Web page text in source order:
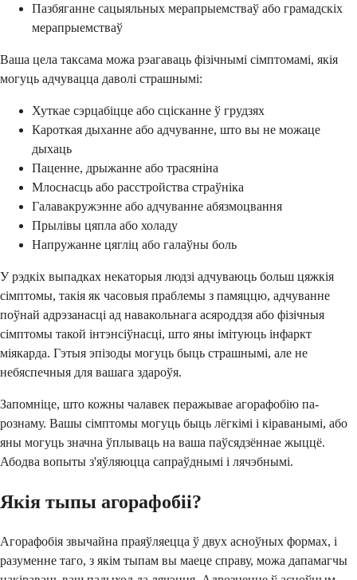
Пазбяганне сацыяльных мерапрыемстваў або грамадскіх
мерапрыемстваў
Ваша цела таксама можа рэагаваць фізічнымі сімптомамі, якія
могуць адчувацца даволі страшнымі:
Хуткае сэрцабіцце або сцісканне ў грудзях
Кароткая дыханне або адчуванне, што вы не можаце
дыхаць
Паценне, дрыжанне або трасяніна
Млоснасць або расстройства страўніка
Галавакружэнне або адчуванне абязмоцвання
Прылівы цяпла або холаду
Напружанне цягліц або галаўны боль
У рэдкіх выпадках некаторыя людзі адчуваюць больш цяжкія
сімптомы, такія як часовыя праблемы з памяццю, адчуванне
поўнай адрэзанасці ад навакольнага асяроддзя або фізічныя
сімптомы такой інтэнсіўнасці, што яны імітуюць інфаркт
міякарда. Гэтыя эпізоды могуць быць страшнымі, але не
небяспечныя для вашага здароўя.
Запомніце, што кожны чалавек перажывае агорафобію па-
рознаму. Вашы сімптомы могуць быць лёгкімі і кіраванымі, або
яны могуць значна ўплываць на ваша паўсядзённае жыццё.
Абодва вопыты з'яўляюцца сапраўднымі і лячэбнымі.
Якія тыпы агорафобіі?
Агорафобія звычайна праяўляецца ў двух асноўных формах, і
разуменне таго, з якім тыпам вы маеце справу, можа дапамагчы